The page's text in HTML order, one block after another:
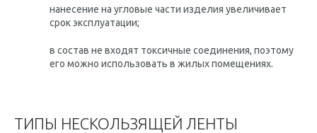
нанесение на угловые части изделия увеличивает
срок эксплуатации;
в состав не входят токсичные соединения, поэтому
его можно использовать в жилых помещениях.
ТИПЫ НЕСКОЛЬЗЯЩЕЙ ЛЕНТЫ